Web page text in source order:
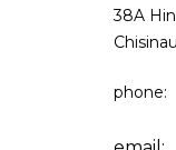
38A
phone: